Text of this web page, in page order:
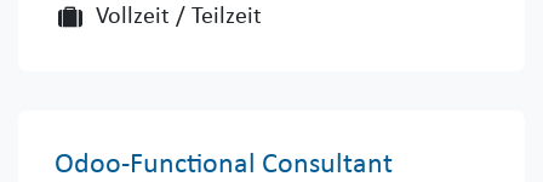
Vollzeit / Teilzeit
Odoo-Functional Consultant